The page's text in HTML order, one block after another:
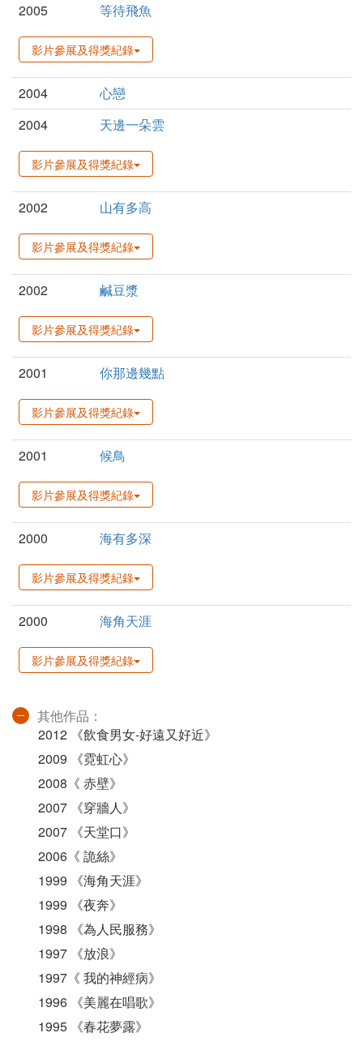
2005 等待飛魚
影片參展及得獎紀錄
2004
心戀
2004
天邊一朵雲
影片參展及得獎紀錄
2002 山有多高
影片參展及得獎紀錄
2002 鹹豆漿
影片參展及得獎紀錄
2001 你那邊幾點
影片參展及得獎紀錄
2001 候鳥
影片參展及得獎紀錄
2000 海有多深
影片參展及得獎紀錄
2000 海角天涯
影片參展及得獎紀錄
其他作品：
2012 《飲食男女-好遠又好近》
2009 《霓虹心》
2008《 赤壁》
2007 《穿牆人》
2007 《天堂口》
2006《 詭絲》
1999 《海角天涯》
1999 《夜奔》
1998 《為人民服務》
1997 《放浪》
1997《 我的神經病》
1996 《美麗在唱歌》
1995 《春花夢露》